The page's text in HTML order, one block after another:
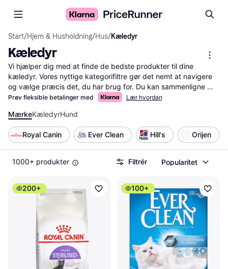
Start/Hjem & Husholdning/Hus/Kæledyr
Kæledyr
Vi hjælper dig med at finde de bedste produkter til dine
kæledyr. Vores nyttige kategorifiltre gør det nemt at navigere
og vælge præcis det, du har brug for. Du kan sammenligne
priser på millioner af produkter, så du får mest værdi for
specifikationer, så du hurtigt finder det rette produkt til dit
kæledyrs behov. På siden finder du alt det populære
hundefoder og kattefoder. Vi guider dig gennem hele
processen og sikrer, at du træffer den rigtige beslutning. Med
PriceRunner er det enkelt og overskueligt at finde alt til dine
kæledyr.
Mere om kæledyr »
Prøv fleksible betalinger med Lær hvordan
MærkeKæledyrHund
Royal Canin Ever Clean Hill's Orijen
1000+ produkter Filtrér Popularitet
200+ 100+